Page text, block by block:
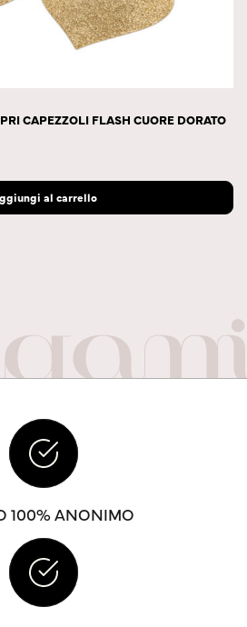
CAPEZZOLI FLASH CUORE DORATO
al carrello
100% ANONIMO